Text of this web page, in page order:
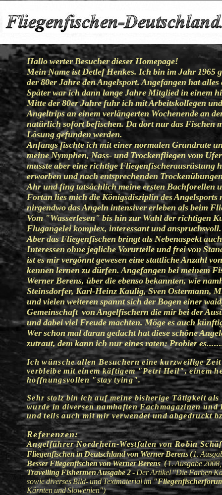
Hallo werter Besucher dieser Homepage!
Mein Name ist Detlef Henkes. Ich bin im Jahr 1965
der 80er Jahre den Angelsport. Angefangen hat
Später war ich dann lange Jahre Mitglied in einem
Mitte der 80er Jahre fuhr ich mit Arbeitskollegen
Angeltrips an einem verlängerten Wochenende an
natürlich sofort befischen. Da dort nur das Fischen
Lösung gefunden werden.
Anfangs fischte ich mit einer normalen Grundrute
meine Nymphen, Nass- und Trockenfliegen vom
musste aber eine richtige Fliegenfischerausrüstung
erworben und nach entsprechenden
Ahr und fing tatsächlich meine ersten Bachforellen
Fortan lies mich die Königsdisziplin des
nirgendwo das Angeln intensivererleben als beim
Vom "Wasserlesen" bis hin zur Wahl der richtigen
Flugangelei komplex, interessant und anspruchsvoll.
Aber das Fliegenfischen bringt als Nebenaspekt
Interessen ohne jegliche Vorurteile und frei von
ist es mir vergönnt gewesen eine stattliche Anzahl
kennen lernen zu dürfen. Angefangen bei meinem
Werner Berens, über die ebenso bekannten, wie
Steinsdorfer, Karl-Heinz Kaulig, Sven Ostermann,
und vielen weiteren spannt sich der Bogen einer
Gemeinschaft von Angelfischern die mir bei der
und dabei viel Freude machten. Möge es auch
Wer schon mal daran gedacht hat diese schöne
zutraut, dem kann ich nur eines raten: Probier
Ich wünsche allen Besuchern eine kurzweilige
verbleibe mit einem käftigem "Petri Heil", einem
hoffnungsvollen "stay tying".
Sehr stolz bin ich auf meine bisherige Tätigkeit
wurde in diversen namhaften Fachmagazinen
und teils auch mit mir verwendet und abgedruckt
Referenzen:
Angelführer Nordrhein-Westfalen von Robin
Fliegenfischen in Deutschland von Werner Berens(1.
Besser Fliegenfischen von Werner Berens(1. Ausgabe
Travelling Fishermen Ausgabe 2- Der Artikel "Die Farben
sowie diverses Bild- und Textmaterial im
Kärnten und Slowenien")